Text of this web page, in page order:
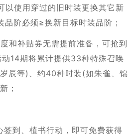
以使用穿过的旧时装更换其它新
品阶必须≥换新目标时装品阶；
和补贴券无需提前准备，可抢到
14期将累计提供33种特殊召唤
辰等)、约40种时装(如朱雀、锦
；
签到、植书行动，即可免费获得